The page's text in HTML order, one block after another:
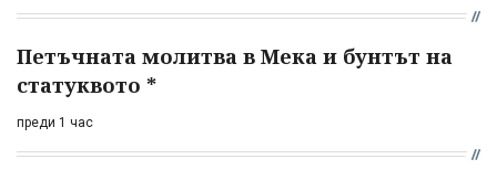
Петъчната молитва в Мека и бунтът на
статуквото *
преди 1 час